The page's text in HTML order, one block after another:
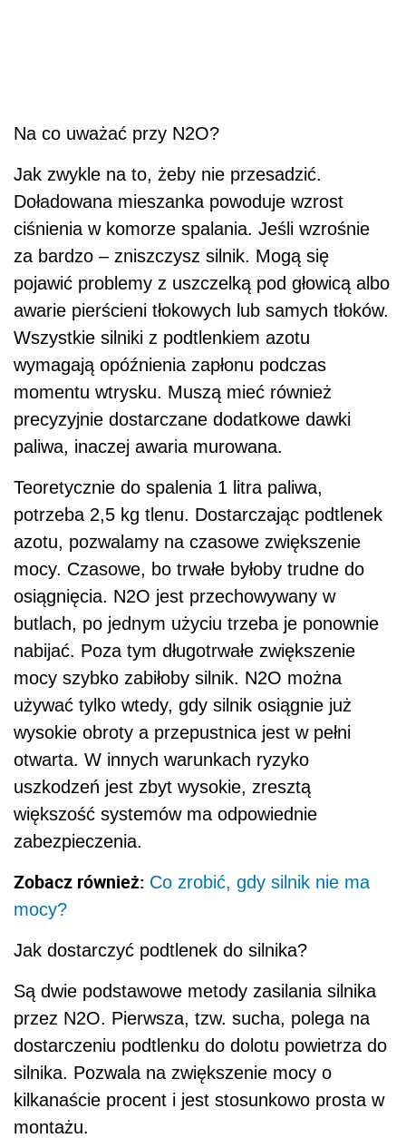
Na co uważać przy N2O?
Jak zwykle na to, żeby nie przesadzić.
Doładowana mieszanka powoduje wzrost
ciśnienia w komorze spalania. Jeśli wzrośnie
za bardzo – zniszczysz silnik. Mogą się
pojawić problemy z uszczelką pod głowicą albo
awarie pierścieni tłokowych lub samych tłoków.
Wszystkie silniki z podtlenkiem azotu
wymagają opóźnienia zapłonu podczas
momentu wtrysku. Muszą mieć również
precyzyjnie dostarczane dodatkowe dawki
paliwa, inaczej awaria murowana.
Teoretycznie do spalenia 1 litra paliwa,
potrzeba 2,5 kg tlenu. Dostarczając podtlenek
azotu, pozwalamy na czasowe zwiększenie
mocy. Czasowe, bo trwałe byłoby trudne do
osiągnięcia. N2O jest przechowywany w
butlach, po jednym użyciu trzeba je ponownie
nabijać. Poza tym długotrwałe zwiększenie
mocy szybko zabiłoby silnik. N2O można
używać tylko wtedy, gdy silnik osiągnie już
wysokie obroty a przepustnica jest w pełni
otwarta. W innych warunkach ryzyko
uszkodzeń jest zbyt wysokie, zresztą
większość systemów ma odpowiednie
zabezpieczenia.
Zobacz również: Co zrobić, gdy silnik nie ma
mocy?
Jak dostarczyć podtlenek do silnika?
Są dwie podstawowe metody zasilania silnika
przez N2O. Pierwsza, tzw. sucha, polega na
dostarczeniu podtlenku do dolotu powietrza do
silnika. Pozwala na zwiększenie mocy o
kilkanaście procent i jest stosunkowo prosta w
montażu.